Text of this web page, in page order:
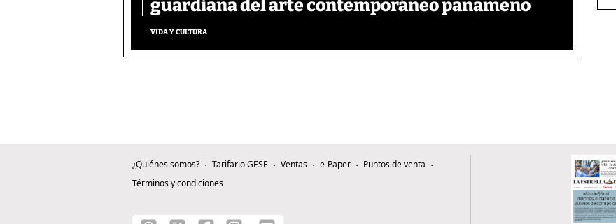
guardiana del arte contemporáneo panameño
VIDA Y CULTURA
¿Quiénes somos? Tarifario GESE Ventas e-Paper
Puntos de venta
Términos y condiciones